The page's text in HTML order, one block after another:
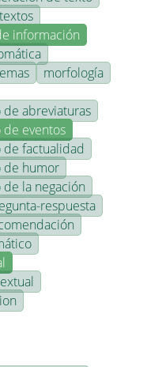
información
morfología
abreviaturas
eventos
factualidad
de humor
la negación
respuesta